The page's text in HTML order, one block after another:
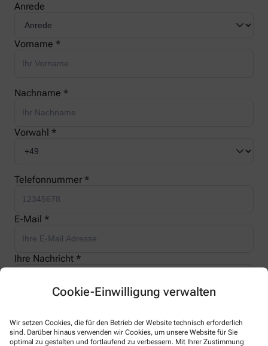
Cookie-Einwilligung verwalten
Wir setzen Cookies, die für den Betrieb der Website technisch erforderlich
sind. Darüber hinaus verwenden wir Cookies, um unsere Website für Sie
optimal zu gestalten und fortlaufend zu verbessern. Mit Ihrer Zustimmung
Anrede
Vorname *
Nachname *
Vorwahl *
Telefonnummer *
E-Mail *
Ihre Nachricht *